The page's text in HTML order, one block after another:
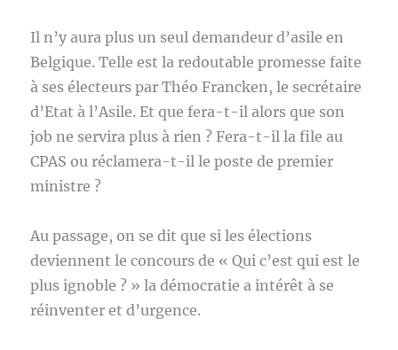
Il n’y aura plus un seul demandeur d’asile en
Belgique. Telle est la redoutable promesse faite
à ses électeurs par Théo Francken, le secrétaire
d’Etat à l’Asile. Et que fera-t-il alors que son
job ne servira plus à rien ? Fera-t-il la file au
CPAS ou réclamera-t-il le poste de premier
ministre ?
Au passage, on se dit que si les élections
deviennent le concours de « Qui c’est qui est le
plus ignoble ? » la démocratie a intérêt à se
réinventer et d’urgence.